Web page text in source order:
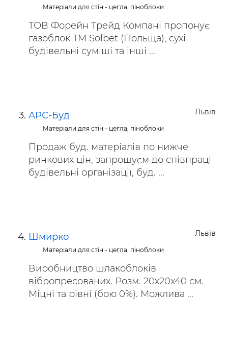
Матеріали для стін - цегла, піноблоки
ТОВ Форейн Трейд Компані пропонує
газоблок ТМ Solbet (Польща), сухі
будівельні суміші та інші ...
Львів
АРС-Буд
Матеріали для стін - цегла, піноблоки
Продаж буд. матеріалів по нижче
ринкових цін, запрошуєм до співпраці
будівельні організації, буд. ...
Львів
Шмирко
Матеріали для стін - цегла, піноблоки
Виробництво шлакоблоків
вібропресованих. Розм. 20х20х40 см.
Міцні та рівні (бою 0%). Можлива ...